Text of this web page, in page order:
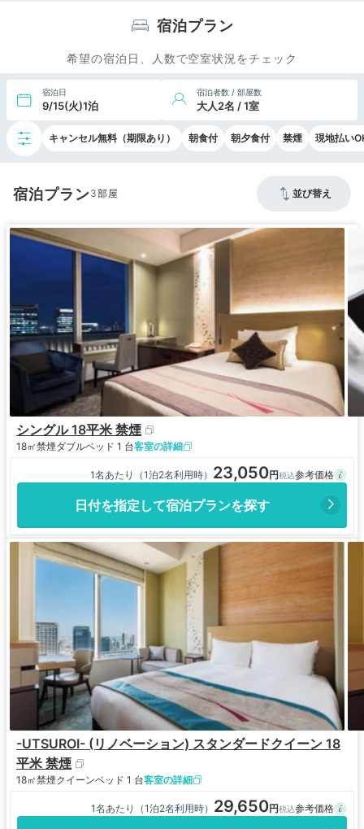
宿泊プラン
希望の宿泊日、人数で空室状況をチェック
宿泊日
9/15(火)1泊
宿泊者数 / 部屋数
大人2名 / 1室
キャンセル無料（期限あり） 朝食付 朝夕食付 禁煙 現地払い
宿泊プラン3 並び替え
シングル 18平米 禁煙
18㎡禁煙ダブルベッド 1 台客室の詳細
1名あたり（1泊2名利用時） 23,050
日付を指定して宿泊プランを探す
-UTSUROI- (リノベーション) スタンダードクイーン 18
平米 禁煙
18㎡禁煙クイーンベッド 1 台客室の詳細
1名あたり（1泊2名利用時） 29,650